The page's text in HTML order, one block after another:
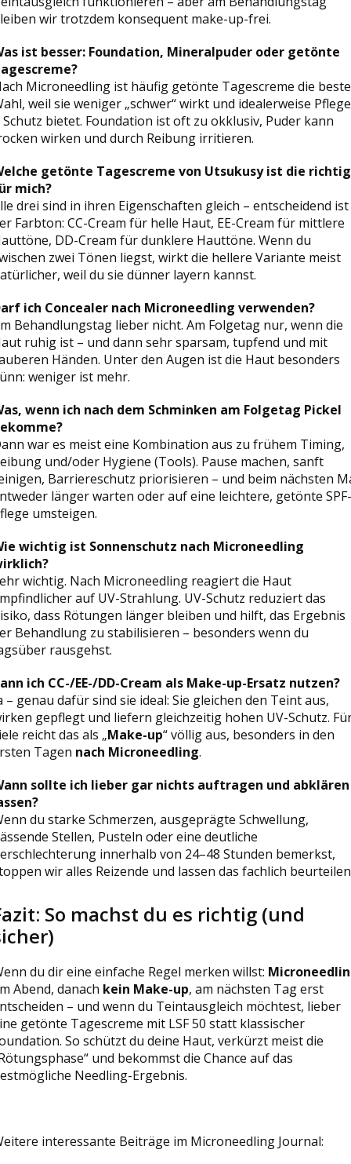
wir trotzdem konsequent make-up-frei.
ist besser: Foundation, Mineralpuder oder getönte
Microneedling ist häufig getönte Tagescreme die beste
weil sie weniger „schwer“ wirkt und idealerweise Pflege
Schutz bietet. Foundation ist oft zu okklusiv, Puder kann
wirken und durch Reibung irritieren.
getönte Tagescreme von Utsukusy ist die
mich?
drei sind in ihren Eigenschaften gleich – entscheidend ist
Farbton: CC-Cream für helle Haut, EE-Cream für mittlere
DD-Cream für dunklere Hauttöne. Wenn du
zwei Tönen liegst, wirkt die hellere Variante meist
weil du sie dünner layern kannst.
ich Concealer nach Microneedling verwenden?
Behandlungstag lieber nicht. Am Folgetag nur, wenn die
ruhig ist – und dann sehr sparsam, tupfend und mit
Händen. Unter den Augen ist die Haut besonders
weniger ist mehr.
wenn ich nach dem Schminken am Folgetag Pickel
war es meist eine Kombination aus zu frühem Timing,
und/oder Hygiene (Tools). Pause machen, sanft
Barriereschutz priorisieren – und beim nächsten
länger warten oder auf eine leichtere, getönte SPF-
umsteigen.
wichtig ist Sonnenschutz nach Microneedling
wichtig. Nach Microneedling reagiert die Haut
auf UV-Strahlung. UV-Schutz reduziert das
dass Rötungen länger bleiben und hilft, das Ergebnis
Behandlung zu stabilisieren – besonders wenn du
rausgehst.
ich CC-/EE-/DD-Cream als Make-up-Ersatz nutzen?
– genau dafür sind sie ideal: Sie gleichen den Teint aus,
gepflegt und liefern gleichzeitig hohen UV-Schutz.
reicht das als „Make-up“ völlig aus, besonders in den
Tagen nach Microneedling.
sollte ich lieber gar nichts auftragen und abklären
du starke Schmerzen, ausgeprägte Schwellung,
Stellen, Pusteln oder eine deutliche
innerhalb von 24–48 Stunden bemerkst,
wir alles Reizende und lassen das fachlich
So machst du es richtig (und
du dir eine einfache Regel merken willst:
Abend, danach kein Make-up, am nächsten Tag erst
– und wenn du Teintausgleich möchtest, lieber
getönte Tagescreme mit LSF 50 statt klassischer
So schützt du deine Haut, verkürzt meist die
und bekommst die Chance auf das
Needling-Ergebnis.
interessante Beiträge im Microneedling Journal: